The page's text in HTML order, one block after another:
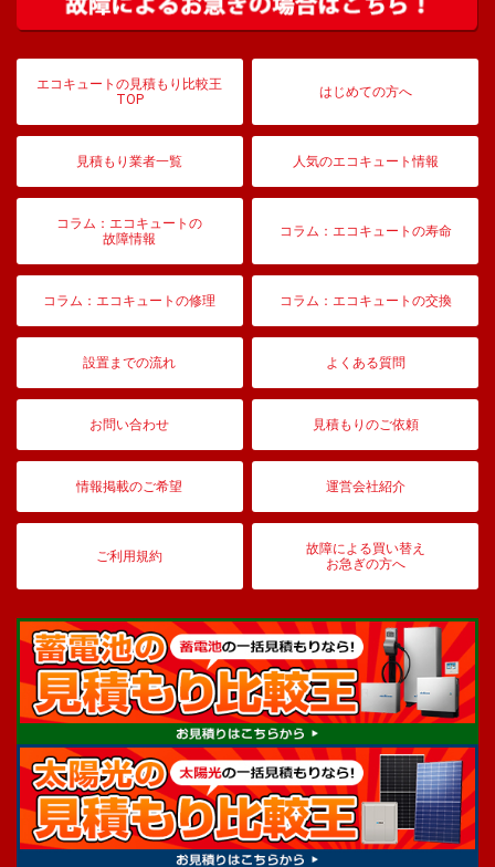
エコキュートの見積もり比較王
TOP
はじめての方へ
見積もり業者一覧 人気のエコキュート情報
コラム：エコキュートの
故障情報
コラム：エコキュートの寿命
コラム：エコキュートの修理 コラム：エコキュートの交換
設置までの流れ よくある質問
お問い合わせ 見積もりのご依頼
情報掲載のご希望 運営会社紹介
ご利用規約
故障による買い替え
お急ぎの方へ